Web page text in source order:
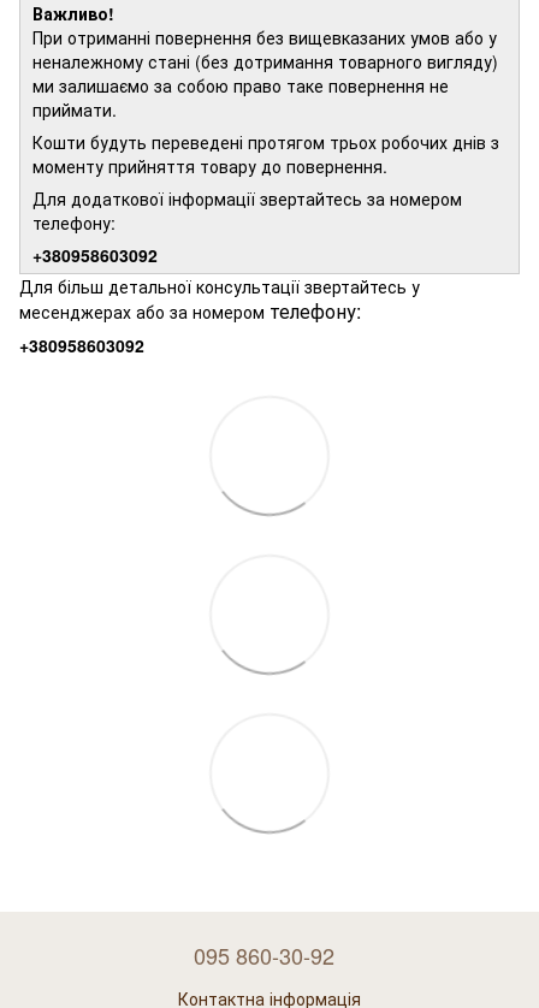
Важливо!
При отриманні повернення без вищевказаних умов або у
неналежному стані (без дотримання товарного вигляду)
ми залишаємо за собою право таке повернення не
приймати.
Кошти будуть переведені протягом трьох робочих днів з
моменту прийняття товару до повернення.
Для додаткової інформації звертайтесь за номером
телефону:
+380958603092
Для більш детальної консультації звертайтесь у
месенджерах або за номером телефону:
+380958603092
095 860-30-92
Контактна інформація